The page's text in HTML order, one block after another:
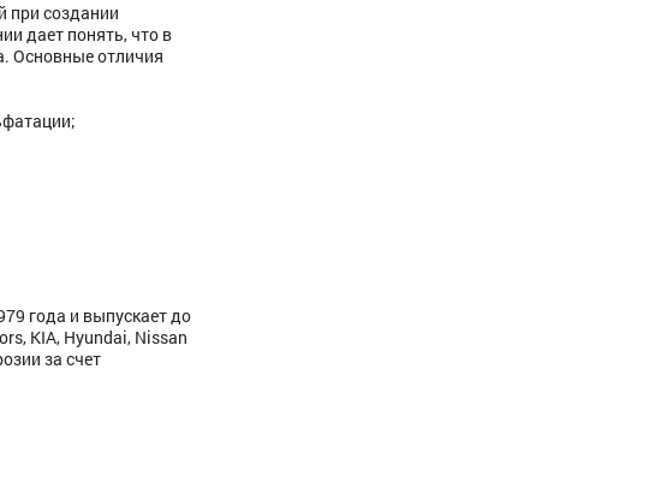
при создании
дает понять, что в
Основные отличия
года и выпускает до
KIA, Hyundai, Nissan
за счет